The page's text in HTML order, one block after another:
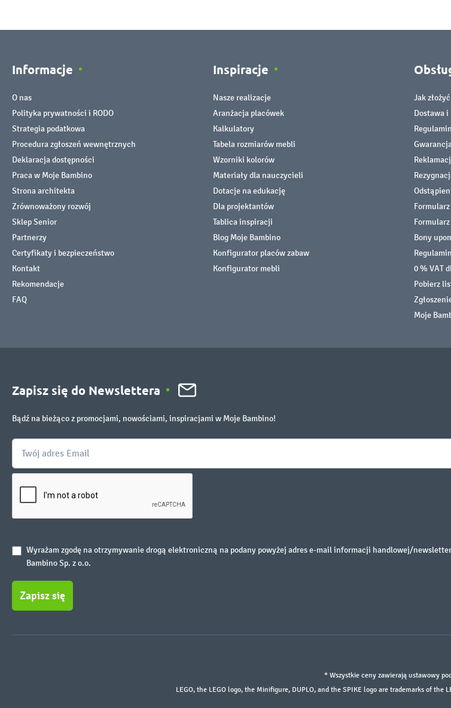
Informacje
O nas
Polityka prywatności i RODO
Strategia podatkowa
Procedura zgłoszeń wewnętrznych
Deklaracja dostępności
Praca w Moje Bambino
Strona architekta
Zrównoważony rozwój
Sklep Senior
Partnerzy
Certyfikaty i bezpieczeństwo
Kontakt
Rekomendacje
FAQ
Inspiracje
Nasze realizacje
Aranżacja placówek
Kalkulatory
Tabela rozmiarów mebli
Wzorniki kolorów
Materiały dla nauczycieli
Dotacje na edukację
Dla projektantów
Tablica inspiracji
Blog Moje Bambino
Konfigurator placów zabaw
Konfigurator mebli
Jak
Dostawa i
Bony
0 % VAT
Pobierz
Moje
Zapisz się do Newslettera
Bądź na bieżąco z promocjami, nowościami, inspiracjami w Moje Bambino!
Wyrażam zgodę na otrzymywanie drogą elektroniczną na podany powyżej adres e-mail informacji handlowej/
Bambino Sp. z o.o.
Zapisz się
* Wszystkie ceny zawierają ustawowy
LEGO, the LEGO logo, the Minifigure, DUPLO, and the SPIKE logo are trademarks of the